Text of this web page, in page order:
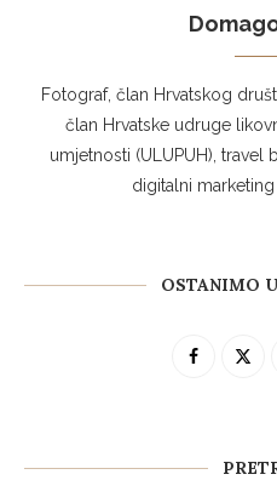
Fotograf, član Hrvatskog
član Hrvatske udruge
umjetnosti (ULUPUH),
digitalni marketing
OSTANIMO